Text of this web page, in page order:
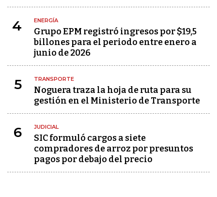
4 ENERGÍA
Grupo EPM registró ingresos por $19,5
billones para el periodo entre enero a
junio de 2026
5 TRANSPORTE
Noguera traza la hoja de ruta para su
gestión en el Ministerio de Transporte
6 JUDICIAL
SIC formuló cargos a siete
compradores de arroz por presuntos
pagos por debajo del precio